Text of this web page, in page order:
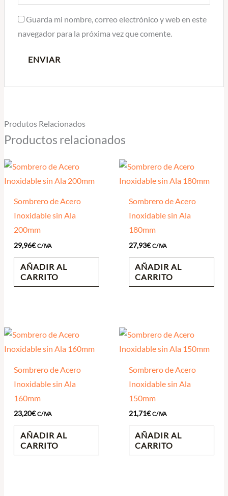
Guarda mi nombre, correo electrónico y web en este
navegador para la próxima vez que comente.
Produtos Relacionados
Productos relacionados
Sombrero de Acero
Inoxidable sin Ala
200mm
29,96€ C/IVA
AÑADIR AL
CARRITO
Sombrero de Acero
Inoxidable sin Ala
180mm
27,93€ C/IVA
AÑADIR AL
CARRITO
Sombrero de Acero
Inoxidable sin Ala
160mm
23,20€ C/IVA
AÑADIR AL
CARRITO
Sombrero de Acero
Inoxidable sin Ala
150mm
21,71€ C/IVA
AÑADIR AL
CARRITO